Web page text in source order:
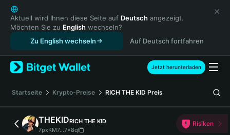
English
日本語
Tiếng Việt
Русский
Español (Latinoamérica)
Türkçe
Français
Deutsch
简体中文
繁體中文
Aktuell wird Ihnen diese Seite auf Deutsch angezeigt.
Möchten Sie zu English wechseln?
Zu English wechseln
Auf Deutsch fortfahren
Jetzt herunterladen
Startseite Krypto-Preise RICH THE KID Preis
THEKIDRICH THE KID
7pxKM7...7x8q
Risiken